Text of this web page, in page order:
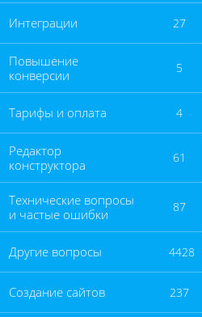
Интеграции 27
Повышение
конверсии
5
Тарифы и оплата 4
Редактор
конструктора
61
Технические вопросы
и частые ошибки
87
Другие вопросы 4428
Создание сайтов 237